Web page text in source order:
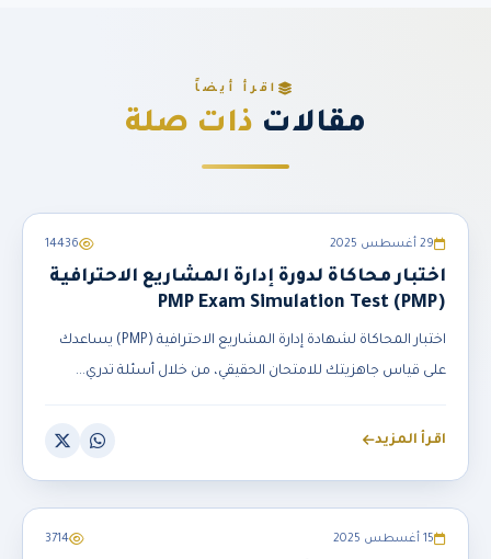
اقرأ أيضاً
مقالات ذات صلة
إدارة المشاريع Project Management
29 أغسطس 2025 14436
اختبار محاكاة لدورة إدارة المشاريع الاحترافية
(PMP) PMP Exam Simulation Test
اختبار المحاكاة لشهادة إدارة المشاريع الاحترافية (PMP) يساعدك
على قياس جاهزيتك للامتحان الحقيقي، من خلال أسئلة تدري...
اقرأ المزيد
إدارة المشاريع Project Management
15 أغسطس 2025 3714